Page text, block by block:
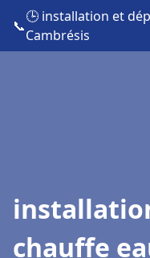
📞
🕒 installation et
Cambrésis
chauffe